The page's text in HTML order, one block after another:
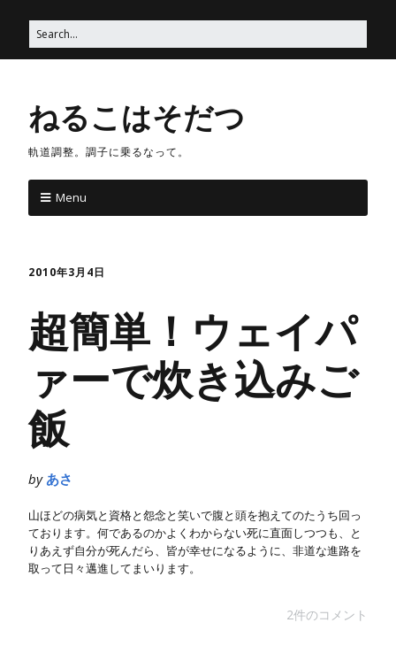
ねるこはそだつ
軌道調整。調子に乗るなって。
Menu
2010年3月4日
超簡単！ウェイパ
ァーで炊き込みご
飯
by あさ
山ほどの病気と資格と怨念と笑いで腹と頭を抱えてのたうち回っ
ております。何であるのかよくわからない死に直面しつつも、と
りあえず自分が死んだら、皆が幸せになるように、非道な進路を
取って日々邁進してまいります。
2件のコメント